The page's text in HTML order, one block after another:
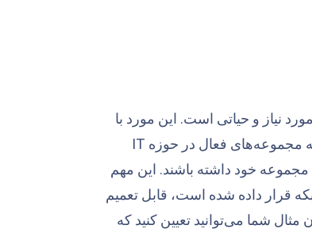
نیاز و حیاتی است. این مورد با
توجه به گستردگی استفاده از سیستم‌های فناوری اطلاعات در حوزه‌های گوناگون محدود به مجموعه‌های فعال در حوزه IT
مجموعه خود داشته باشند. این مهم
قرار داده شده است، قابل تعمیم
شما می‌توانید تعیین کنید که